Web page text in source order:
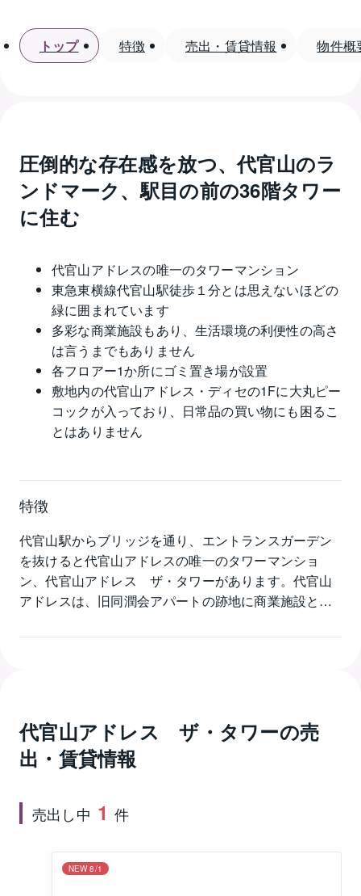
トップ 特徴 売出・賃貸情報 物件概
圧倒的な存在感を放つ、代官山のラ
ンドマーク、駅目の前の36階タワー
に住む
代官山アドレスの唯一のタワーマンション
東急東横線代官山駅徒歩１分とは思えないほどの
緑に囲まれています
多彩な商業施設もあり、生活環境の利便性の高さ
は言うまでもありません
各フロアー1か所にゴミ置き場が設置
敷地内の代官山アドレス・ディセの1Fに大丸ピー
コックが入っており、日常品の買い物にも困るこ
とはありません
特徴
代官山駅からブリッジを通り、エントランスガーデン
を抜けると代官山アドレスの唯一のタワーマンショ
ン、代官山アドレス　ザ・タワーがあります。代官山
アドレスは、旧同潤会アパートの跡地に商業施設と居
歩１分とは思えないほどの緑に囲まれています。多彩
わざわざ違う階まで行く煩わしさがありません。敷地
内の代官山アドレス・ディセの1Fに大丸ピーコックが
入っており、日常品の買い物にも困ることはありませ
代官山アドレス ザ・タワーの売
出・賃貸情報
売出し中 1 件
NEW 8/1